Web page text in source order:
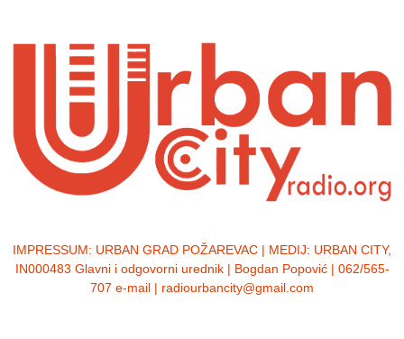
IMPRESSUM: URBAN GRAD POŽAREVAC | MEDIJ: URBAN CITY,
IN000483 Glavni i odgovorni urednik | Bogdan Popović | 062/565-
707 e-mail | radiourbancity@gmail.com